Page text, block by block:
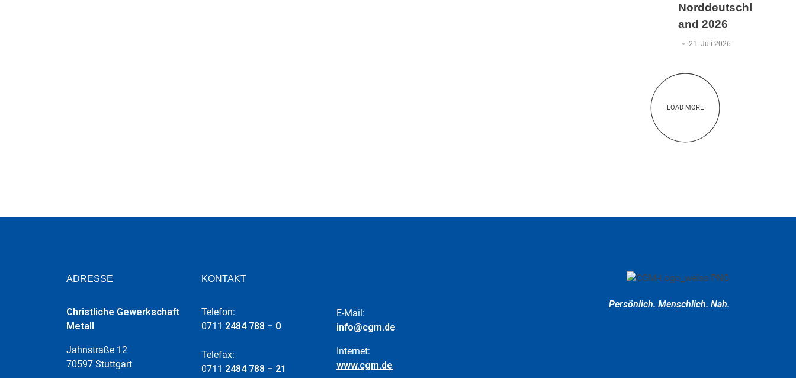
Norddeutschl
and 2026
21. Juli 2026
LOAD MORE
ADRESSE
Christliche Gewerkschaft
Metall
Jahnstraße 12
70597 Stuttgart
KONTAKT
Telefon:
0711 2484 788 – 0
Telefax:
0711 2484 788 – 21
E-Mail:
info@cgm.de
Internet:
www.cgm.de
Persönlich. Menschlich. Nah.